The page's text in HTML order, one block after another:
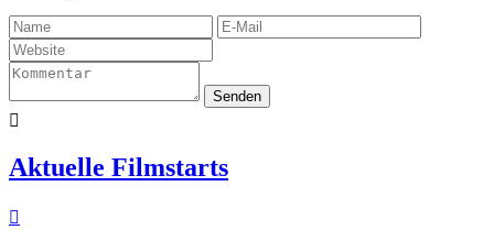
Senden

Aktuelle Filmstarts
